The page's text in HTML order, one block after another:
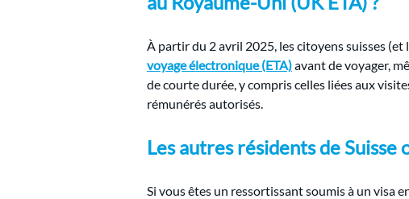
À partir du 2 avril 2025, les citoyens suisses
voyage électronique (ETA) avant de voyager,
de courte durée, y compris celles liées aux
rémunérés autorisés.
Les autres résidents de Suisse
Si vous êtes un ressortissant soumis à un visa